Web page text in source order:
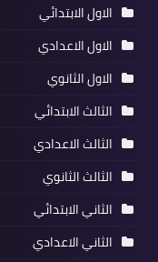
الاول الابتدائي
الاول الاعدادي
الاول الثانوي
الثالث الابتدائي
الثالث الاعدادي
الثالث الثانوي
الثاني الابتدائي
الثاني الاعدادي